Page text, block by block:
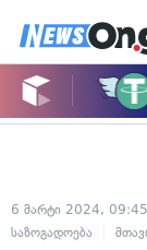
6 მარტი 2024, 09:45
საზოგადოება